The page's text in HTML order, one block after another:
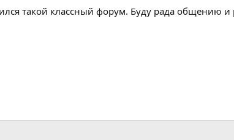
такой классный форум. Буду рада общению